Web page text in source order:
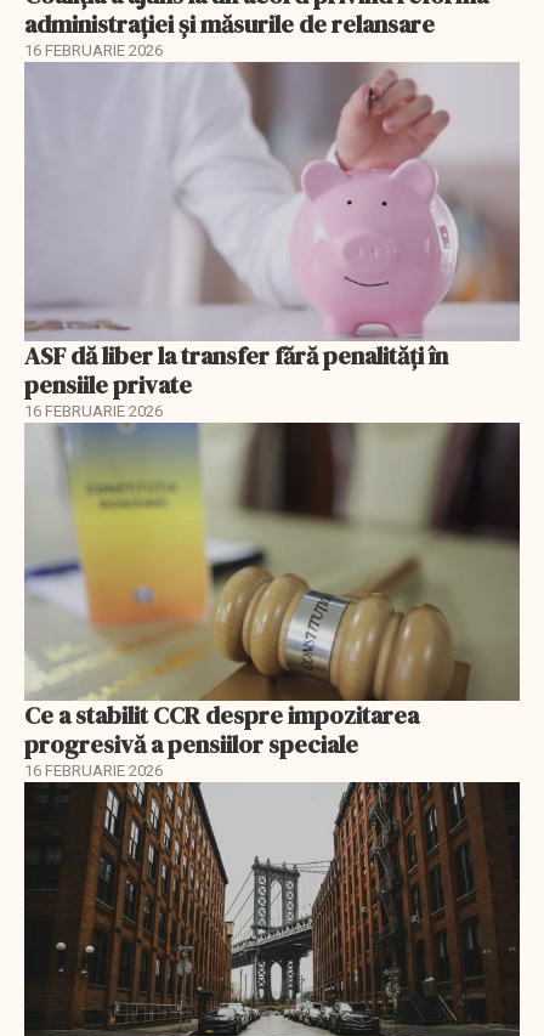
administrației și măsurile de relansare
16 FEBRUARIE 2026
ASF dă liber la transfer fără penalități în
pensiile private
16 FEBRUARIE 2026
Ce a stabilit CCR despre impozitarea
progresivă a pensiilor speciale
16 FEBRUARIE 2026